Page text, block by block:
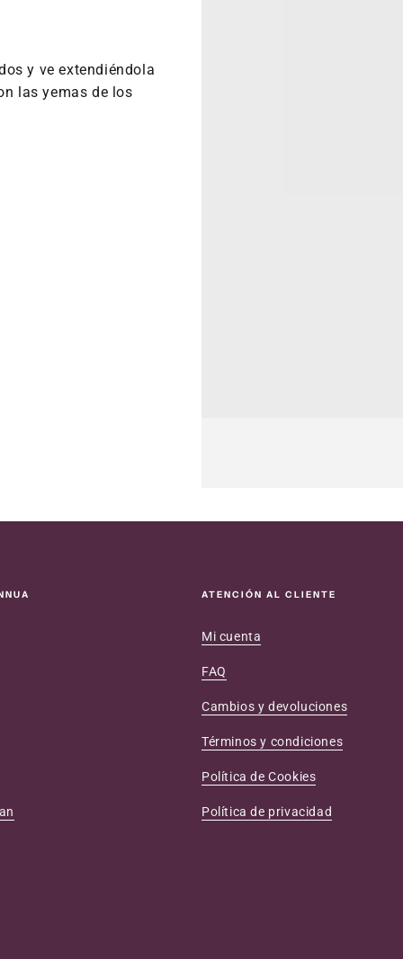
y ve extendiéndola
las yemas de los
ATENCIÓN AL CLIENTE
Mi cuenta
FAQ
Cambios y devoluciones
Términos y condiciones
Política de Cookies
Política de privacidad